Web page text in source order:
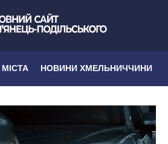
НОВИНИ ХМЕЛЬНИЧЧИНИ